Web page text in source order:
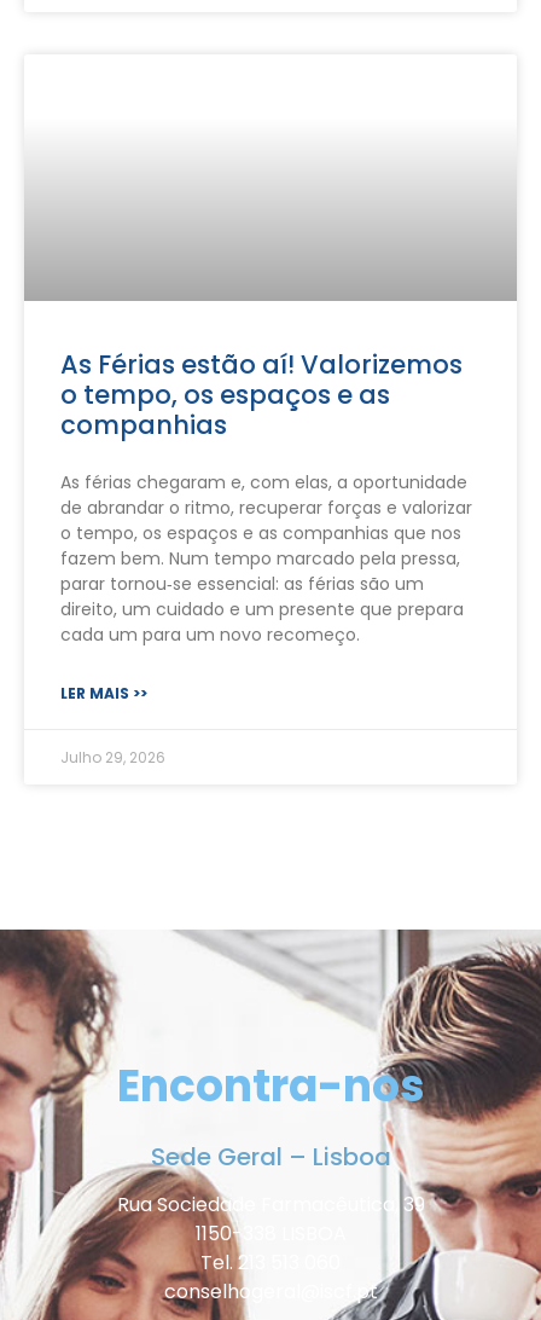
As Férias estão aí! Valorizemos
o tempo, os espaços e as
companhias
As férias chegaram e, com elas, a oportunidade
de abrandar o ritmo, recuperar forças e valorizar
o tempo, os espaços e as companhias que nos
fazem bem. Num tempo marcado pela pressa,
parar tornou‑se essencial: as férias são um
direito, um cuidado e um presente que prepara
cada um para um novo recomeço.
LER MAIS >>
Julho 29, 2026
Encontra-nos
Sede Geral – Lisboa
Rua Sociedade Farmacêutica, 39
1150-338 LISBOA
Tel. 213 513 060
conselhogeral@iscf.pt